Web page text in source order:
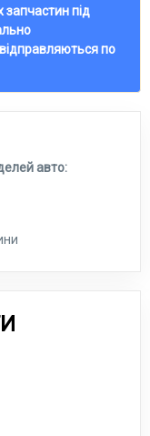
запчастин під
по
авто: